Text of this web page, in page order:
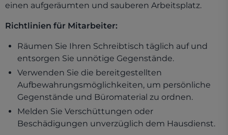
einen aufgeräumten und sauberen Arbeitsplatz.
Richtlinien für Mitarbeiter:
Räumen Sie Ihren Schreibtisch täglich auf und
entsorgen Sie unnötige Gegenstände.
Verwenden Sie die bereitgestellten
Aufbewahrungsmöglichkeiten, um persönliche
Gegenstände und Büromaterial zu ordnen.
Melden Sie Verschüttungen oder
Beschädigungen unverzüglich dem Hausdienst.